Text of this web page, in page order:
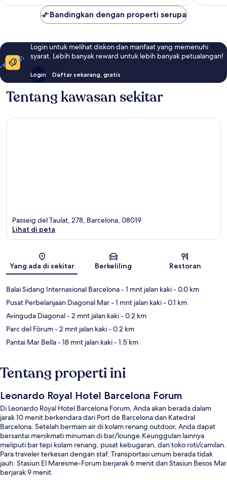
Bandingkan dengan properti serupa
Login untuk melihat diskon dan manfaat yang memenuhi
syarat. Lebih banyak reward untuk lebih banyak petualangan!
Login Daftar sekarang, gratis
Tentang kawasan sekitar
Peta
Passeig del Taulat, 278, Barcelona, 08019
Lihat di peta
Yang ada di sekitar Berkeliling Restoran
Balai Sidang Internasional Barcelona- 1 mnt jalan kaki- 0.0 km
Pusat Perbelanjaan Diagonal Mar- 1 mnt jalan kaki- 0.1 km
Avinguda Diagonal- 2 mnt jalan kaki- 0.2 km
Parc del Fòrum- 2 mnt jalan kaki- 0.2 km
Pantai Mar Bella- 18 mnt jalan kaki- 1.5 km
Tentang properti ini
Leonardo Royal Hotel Barcelona Forum
Di Leonardo Royal Hotel Barcelona Forum, Anda akan berada dalam
jarak 10 menit berkendara dari Port de Barcelona dan Katedral
Barcelona. Setelah bermain air di kolam renang outdoor, Anda dapat
bersantai menikmati minuman di bar/lounge.Keunggulan lainnya
meliputi bar tepi kolam renang, pusat kebugaran, dan toko roti/camilan.
Para traveler terkesan dengan staf. Transportasi umum berada tidak
jauh: Stasiun El Maresme-Forum berjarak 6 menit dan Stasiun Besos Mar
berjarak 9 menit.